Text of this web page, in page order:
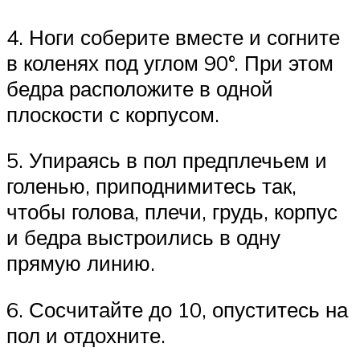
4. Ноги соберите вместе и согните
в коленях под углом 90°. При этом
бедра расположите в одной
плоскости с корпусом.
5. Упираясь в пол предплечьем и
голенью, приподнимитесь так,
чтобы голова, плечи, грудь, корпус
и бедра выстроились в одну
прямую линию.
6. Сосчитайте до 10, опуститесь на
пол и отдохните.